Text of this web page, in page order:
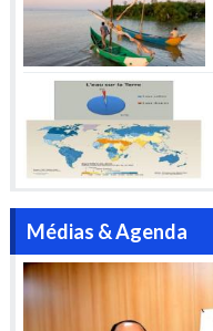
Médias & Agenda